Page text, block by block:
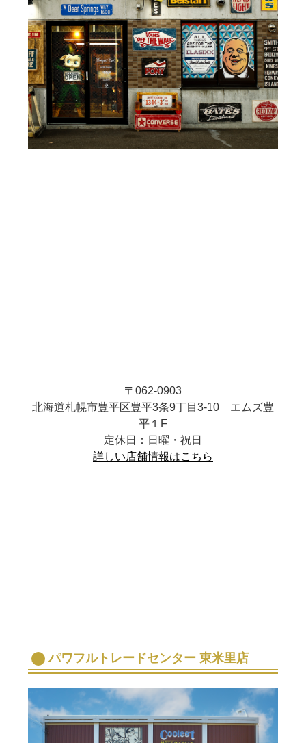
〒062-0903
北海道札幌市豊平区豊平3条9丁目3-10 エムズ豊
平１F
定休日：日曜・祝日
詳しい店舗情報はこちら
パワフルトレードセンター 東米里店